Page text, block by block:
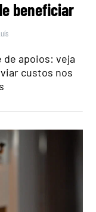
beneficiar
de apoios: veja
custos nos